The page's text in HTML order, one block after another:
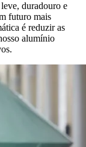
duradouro e
futuro mais
é reduzir as
alumínio